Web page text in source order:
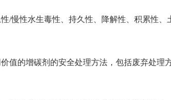
/慢性水生毒性、持久性、降解性、积累性、
值的增碳剂的安全处理方法，包括废弃处理